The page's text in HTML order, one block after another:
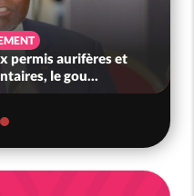
permis aurifères et
le gou...